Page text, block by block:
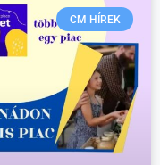
CM HÍREK